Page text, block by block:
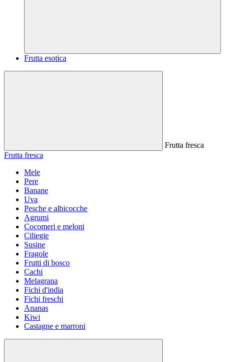
Frutta esotica
Frutta fresca
Frutta fresca
Mele
Pere
Banane
Uva
Pesche e albicocche
Agrumi
Cocomeri e meloni
Ciliegie
Susine
Fragole
Frutti di bosco
Cachi
Melagrana
Fichi d'india
Fichi freschi
Ananas
Kiwi
Castagne e marroni